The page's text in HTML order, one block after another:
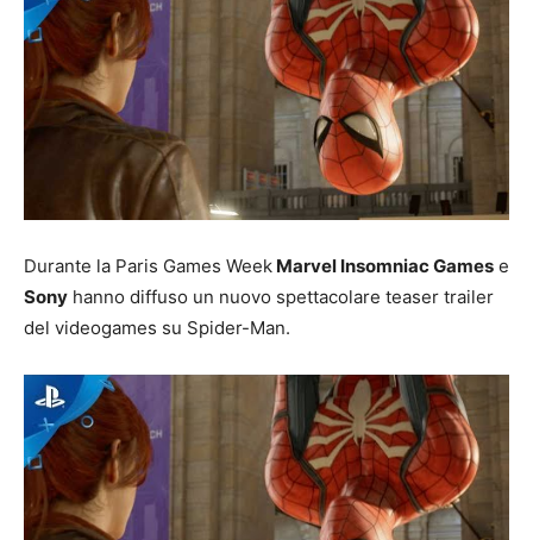
Durante la Paris Games Week Marvel Insomniac Games e
Sony hanno diffuso un nuovo spettacolare teaser trailer
del videogames su Spider-Man.